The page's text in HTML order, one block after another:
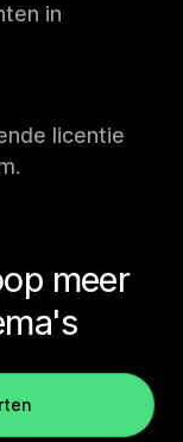
in
licentie
meer